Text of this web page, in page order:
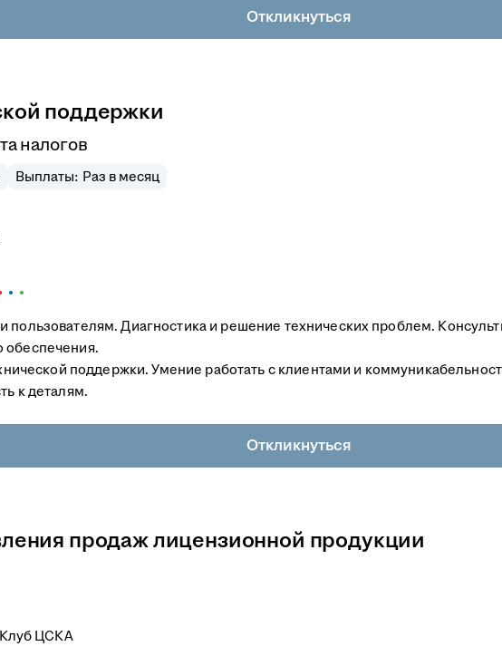
Откликнуться
поддержки
налогов
Выплаты: Раз в месяц
пользователям. Диагностика и решение технических проблем.
обеспечения.
поддержки. Умение работать с клиентами и
к деталям.
Откликнуться
продаж лицензионной продукции
ЦСКА